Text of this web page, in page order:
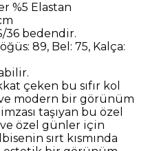
%5 Elastan
36 bedendir.
89, Bel: 75, Kalça:
çeken bu sıfır kol
modern bir görünüm
taşıyan bu özel
özel günler için
sırt kısmında